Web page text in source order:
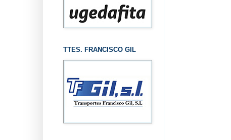
TTES. FRANCISCO GIL